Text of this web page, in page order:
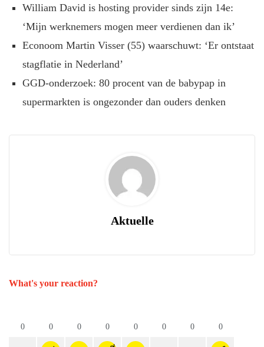
William David is hosting provider sinds zijn 14e:
‘Mijn werknemers mogen meer verdienen dan ik’
Econoom Martin Visser (55) waarschuwt: ‘Er ontstaat
stagflatie in Nederland’
GGD-onderzoek: 80 procent van de babypap in
supermarkten is ongezonder dan ouders denken
Aktuelle
What's your reaction?
0 0 0 0 0 0 0 0